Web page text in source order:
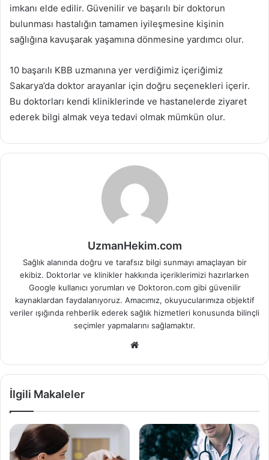
imkanı elde edilir. Güvenilir ve başarılı bir doktorun
bulunması hastalığın tamamen iyileşmesine kişinin
sağlığına kavuşarak yaşamına dönmesine yardımcı olur.
10 başarılı KBB uzmanına yer verdiğimiz içeriğimiz
Sakarya’da doktor arayanlar için doğru seçenekleri içerir.
Bu doktorları kendi kliniklerinde ve hastanelerde ziyaret
ederek bilgi almak veya tedavi olmak mümkün olur.
UzmanHekim.com
Sağlık alanında doğru ve tarafsız bilgi sunmayı amaçlayan bir
ekibiz. Doktorlar ve klinikler hakkında içeriklerimizi hazırlarken
Google kullanıcı yorumları ve Doktoron.com gibi güvenilir
kaynaklardan faydalanıyoruz. Amacımız, okuyucularımıza objektif
veriler ışığında rehberlik ederek sağlık hizmetleri konusunda bilinçli
seçimler yapmalarını sağlamaktır.
İlgili Makaleler